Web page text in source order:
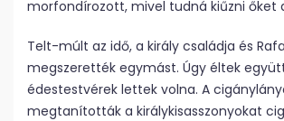
morfondírozott, mivel tudná kiűzni őket
Telt-múlt az idő, a király családja és
megszerették egymást. Úgy éltek
édestestvérek lettek volna. A
megtanították a királykisasszonyokat